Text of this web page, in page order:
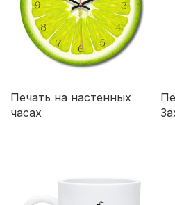
Печать на настенных
часах